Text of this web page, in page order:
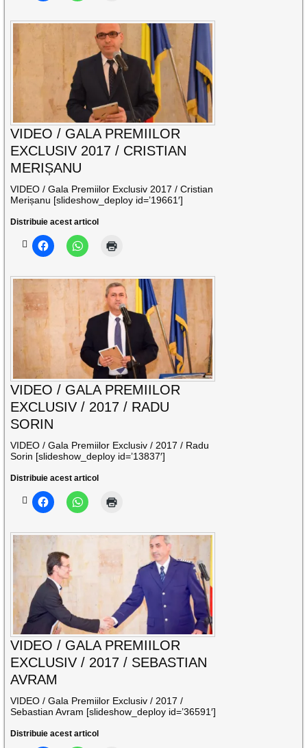
VIDEO / GALA PREMIILOR
EXCLUSIV 2017 / CRISTIAN
MERIȘANU
VIDEO / Gala Premiilor Exclusiv 2017 / Cristian
Merișanu [slideshow_deploy id=’19661′]
Distribuie acest articol
VIDEO / GALA PREMIILOR
EXCLUSIV / 2017 / RADU
SORIN
VIDEO / Gala Premiilor Exclusiv / 2017 / Radu
Sorin [slideshow_deploy id=’13837′]
Distribuie acest articol
VIDEO / GALA PREMIILOR
EXCLUSIV / 2017 / SEBASTIAN
AVRAM
VIDEO / Gala Premiilor Exclusiv / 2017 /
Sebastian Avram [slideshow_deploy id=’36591′]
Distribuie acest articol